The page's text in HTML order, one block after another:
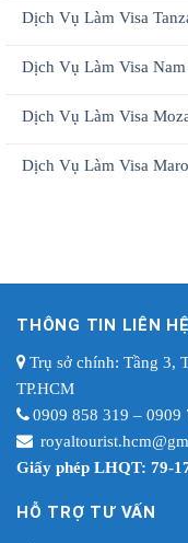
Dịch Vụ Làm Visa
Dịch Vụ Làm Visa
Dịch Vụ Làm Visa
Dịch Vụ Làm Visa
THÔNG TIN LIÊN HỆ
Trụ sở chính: Tầng 3,
TP.HCM
0909 858 319 – 0909
Giấy phép LHQT: 79-
HỖ TRỢ TƯ VẤN